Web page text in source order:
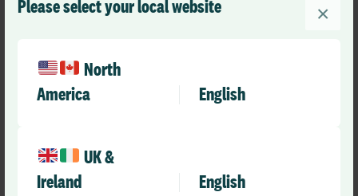
Please select your local website
North
America
English
UK &
Ireland
English
×
Det är viktigt att göra kontinuitetsplaner med “worst
för att klara av analogt arbete ifall liknande situation
uppstår.
Själva hade de bara rutiner att arbeta utan systemen för
Ha systemen i molndrift om det är möjligt särskilt om ni
inte har möjlighet till en väldigt hög säkerhet och